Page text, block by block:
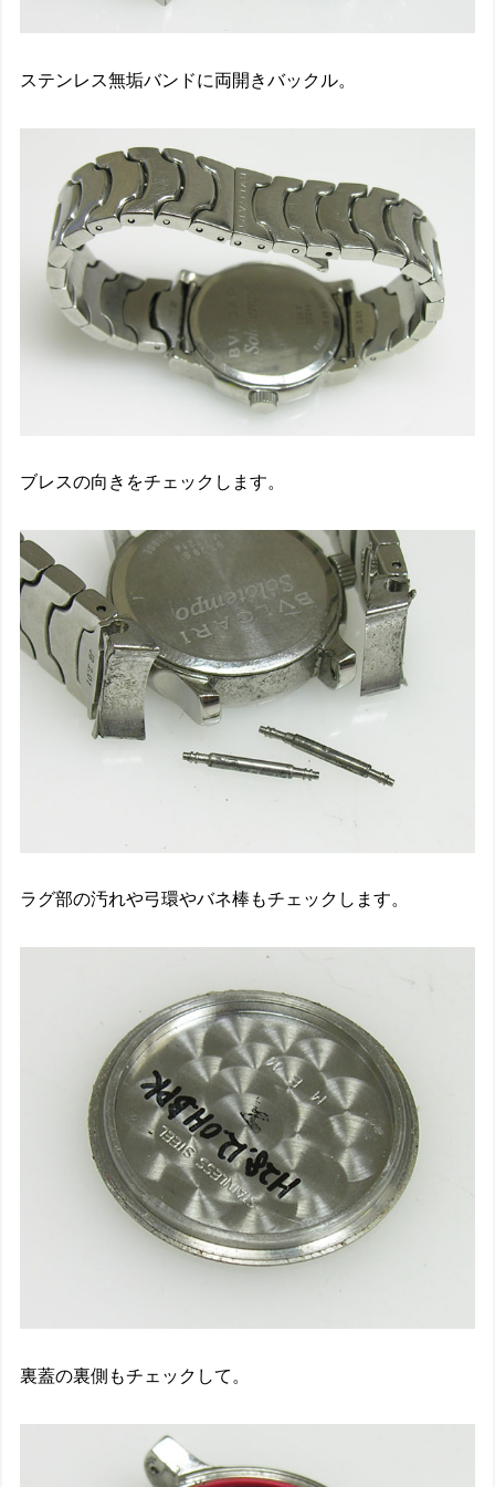
ステンレス無垢バンドに両開きバックル。
ブレスの向きをチェックします。
ラグ部の汚れや弓環やバネ棒もチェックします。
裏蓋の裏側もチェックして。